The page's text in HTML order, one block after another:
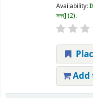
Availability:
সদব (2).
Add